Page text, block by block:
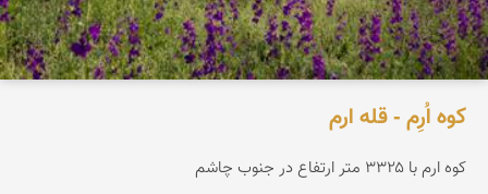
کوه اُرِم - قله ارم
کوه ارم با ۳۳۲۵ متر ارتفاع در جنوب چاشم